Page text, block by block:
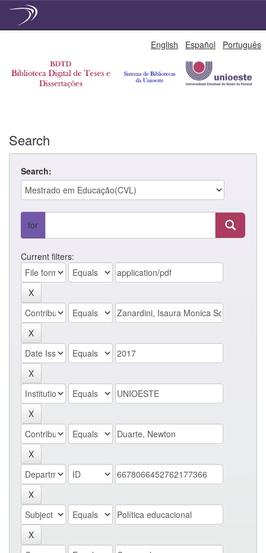
English Español Português
Search
Search:
for
Current filters: